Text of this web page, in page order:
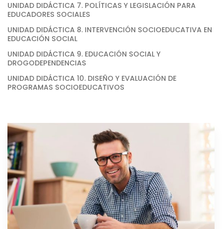
UNIDAD DIDÁCTICA 7. POLÍTICAS Y LEGISLACIÓN PARA
EDUCADORES SOCIALES
UNIDAD DIDÁCTICA 8. INTERVENCIÓN SOCIOEDUCATIVA EN
EDUCACIÓN SOCIAL
UNIDAD DIDÁCTICA 9. EDUCACIÓN SOCIAL Y
DROGODEPENDENCIAS
UNIDAD DIDÁCTICA 10. DISEÑO Y EVALUACIÓN DE
PROGRAMAS SOCIOEDUCATIVOS